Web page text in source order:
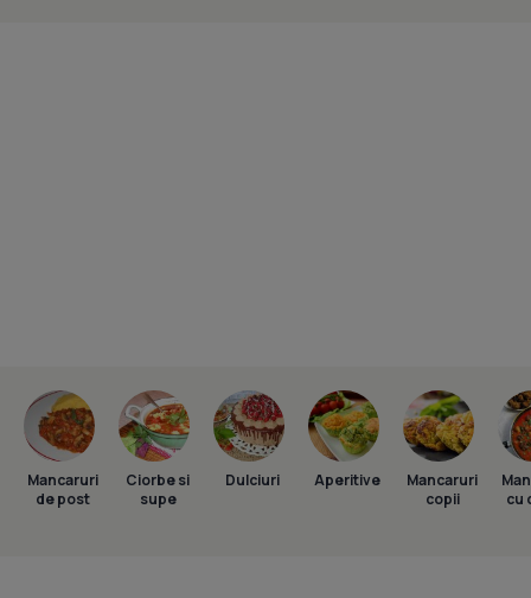
Mancaruri
de post
Ciorbe si
supe
Dulciuri Aperitive
Mancaruri
copii
cu